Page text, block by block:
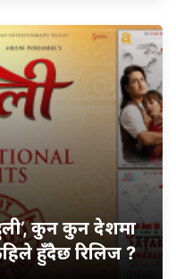
कुन कुन देशमा
हुँदैछ रिलिज ?